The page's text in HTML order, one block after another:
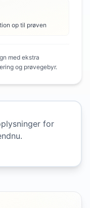
op til prøven
med ekstra
og prøvegebyr.
for